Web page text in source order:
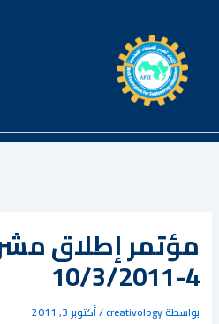
المحتوى
مؤتمر إطلاق
4-10/3/2011
بواسطةcreativology
/أكتوبر 3, 2011